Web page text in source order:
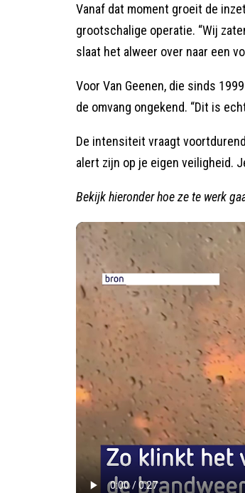
Vanaf dat moment groeit de
grootschalige operatie. “Wij
slaat het alweer over naar een
Voor Van Geenen, die sinds
de omvang ongekend. “Dit is
De intensiteit vraagt
alert zijn op je eigen veiligheid.
Bekijk hieronder hoe ze te werk